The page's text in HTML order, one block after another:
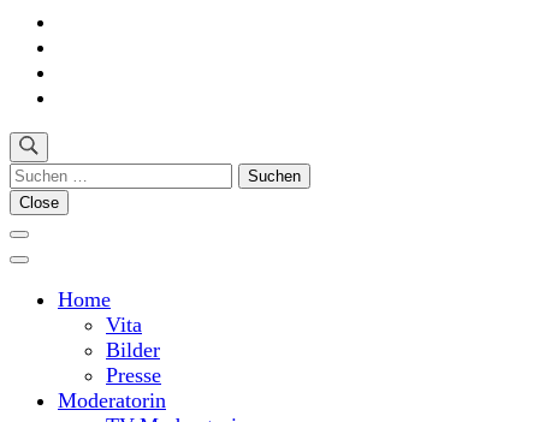
Nina-Carissima Schönrock
Suchen
nach:
Close
Home
Vita
Bilder
Presse
Moderatorin